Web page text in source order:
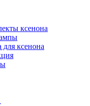
ксенона
ксенона